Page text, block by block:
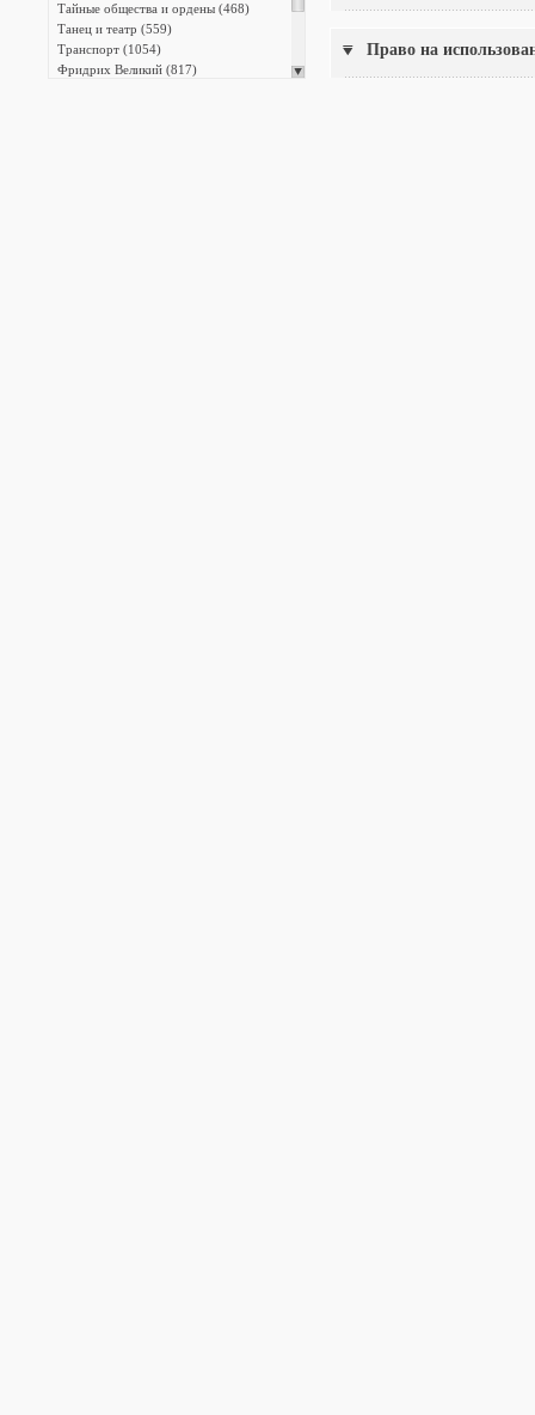
Тайные общества и ордены (468)
Танец и театр (559)
Транспорт (1054)
Фридрих Великий (817)
Право на